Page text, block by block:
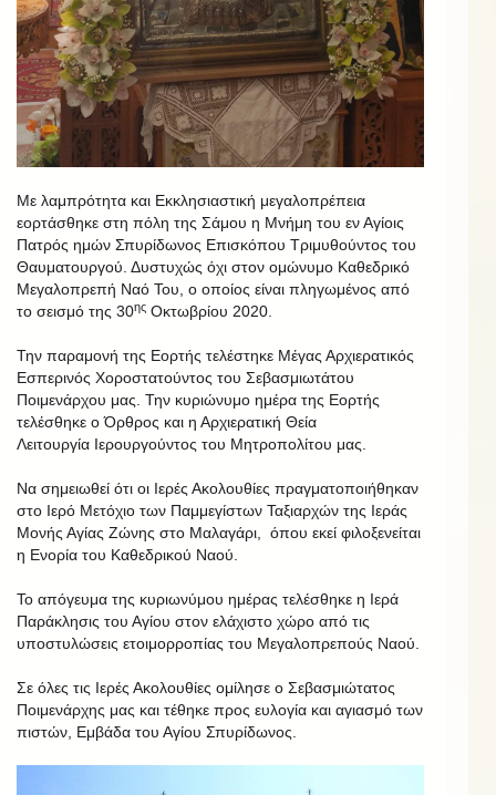
Με λαμπρότητα και Εκκλησιαστική μεγαλοπρέπεια
εορτάσθηκε στη πόλη της Σάμου η Μνήμη του εν Αγίοις
Πατρός ημών Σπυρίδωνος Επισκόπου Τριμυθούντος του
Θαυματουργού. Δυστυχώς όχι στον ομώνυμο Καθεδρικό
Μεγαλοπρεπή Ναό Του, ο οποίος είναι πληγωμένος από
το σεισμό της 30ης Οκτωβρίου 2020.
Την παραμονή της Εορτής τελέστηκε Μέγας Αρχιερατικός
Εσπερινός Χοροστατούντος του Σεβασμιωτάτου
Ποιμενάρχου μας. Την κυριώνυμο ημέρα της Εορτής
τελέσθηκε ο Όρθρος και η Αρχιερατική Θεία
Λειτουργία Ιερουργούντος του Μητροπολίτου μας.
Να σημειωθεί ότι οι Ιερές Ακολουθίες πραγματοποιήθηκαν
στο Ιερό Μετόχιο των Παμμεγίστων Ταξιαρχών της Ιεράς
Μονής Αγίας Ζώνης στο Μαλαγάρι, όπου εκεί φιλοξενείται
η Ενορία του Καθεδρικού Ναού.
Το απόγευμα της κυριωνύμου ημέρας τελέσθηκε η Ιερά
Παράκλησις του Αγίου στον ελάχιστο χώρο από τις
υποστυλώσεις ετοιμορροπίας του Μεγαλοπρεπούς Ναού.
Σε όλες τις Ιερές Ακολουθίες ομίλησε ο Σεβασμιώτατος
Ποιμενάρχης μας και τέθηκε προς ευλογία και αγιασμό των
πιστών, Εμβάδα του Αγίου Σπυρίδωνος.